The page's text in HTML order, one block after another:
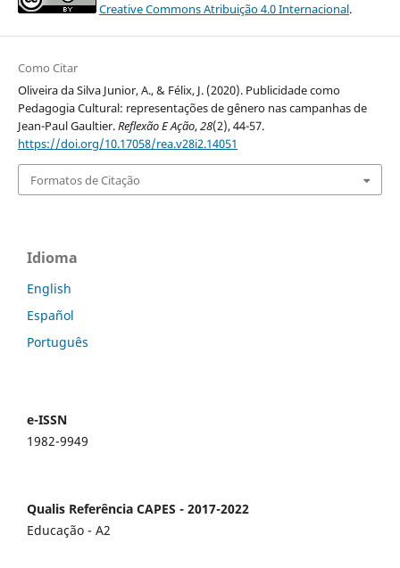
Creative Commons Atribuição 4.0 Internacional.
Como Citar
Oliveira da Silva Junior, A., & Félix, J. (2020). Publicidade como
Pedagogia Cultural: representações de gênero nas campanhas de
Jean-Paul Gaultier.Reflexão E Ação,28(2), 44-57.
https://doi.org/10.17058/rea.v28i2.14051
Formatos de Citação
Idioma
English
Español
Português
e-ISSN
1982-9949
Qualis Referência CAPES - 2017-2022
Educação - A2